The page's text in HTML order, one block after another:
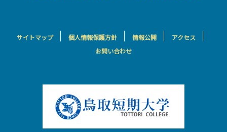
サイトマップ 個人情報保護方針 情報公開
アクセス
お問い合わせ